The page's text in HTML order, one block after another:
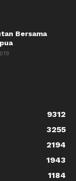
Bersama
9312
3255
2194
1943
1184